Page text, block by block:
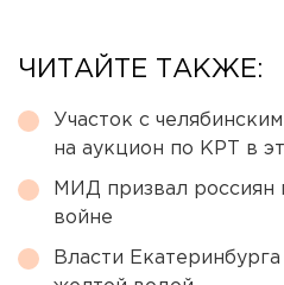
ЧИТАЙТЕ ТАКЖЕ:
Участок с
на аукцион по КРТ в
МИД призвал россиян
войне
Власти